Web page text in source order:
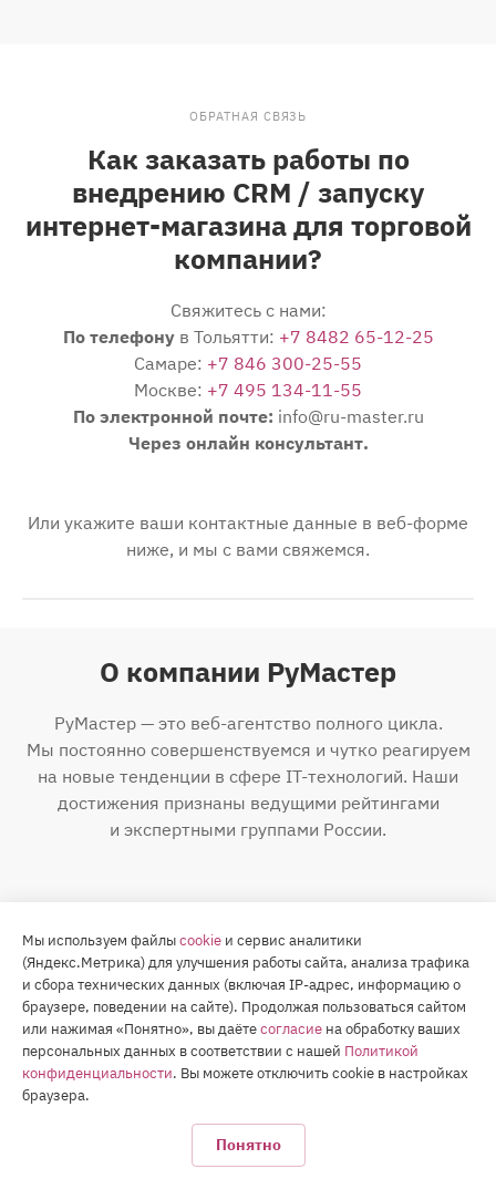
ОБРАТНАЯ СВЯЗЬ
Как заказать работы по
внедрению CRM / запуску
интернет-магазина для торговой
компании?
Свяжитесь с нами:
По телефонув Тольятти: +7 8482 65-12-25
Самаре: +7 846 300-25-55
Москве: +7 495 134-11-55
По электронной почте: info@ru-master.ru
Через онлайн консультант.
Или укажите ваши контактные данные в веб-форме
ниже, и мы с вами свяжемся.
О компании РуМастер
РуМастер — это веб-агентство полного цикла.
Мы постоянно совершенствуемся и чутко реагируем
на новые тенденции в сфере IT-технологий. Наши
достижения признаны ведущими рейтингами
и экспертными группами России.
TOP-3 в Самарском регионе по внедрению
и разработке на «1С-Битрикс»
Мы используем файлыcookie и сервис аналитики
(Яндекс.Метрика) для улучшения работы сайта, анализа трафика
и сбора технических данных (включая IP-адрес, информацию о
браузере, поведении на сайте). Продолжая пользоваться сайтом
или нажимая «Понятно», вы даётесогласие на обработку ваших
персональных данных в соответствии с нашей Политикой
конфиденциальности. Вы можете отключить cookie в настройках
браузера.
Понятно